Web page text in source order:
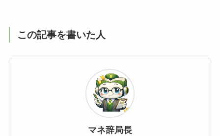
この記事を書いた人
マネ辞局長